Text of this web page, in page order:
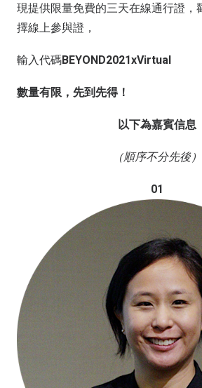
現提供限量免費的三天在線通行證，
擇線上參與證，
輸入代碼BEYOND2021xVirtual
數量有限，先到先得！
以下為嘉賓信息
（順序不分先後）
01